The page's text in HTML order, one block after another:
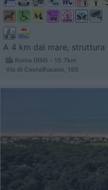
A 4 km dal mare,
Roma (RM) - 15.7km
Via di Castelfusano, 195